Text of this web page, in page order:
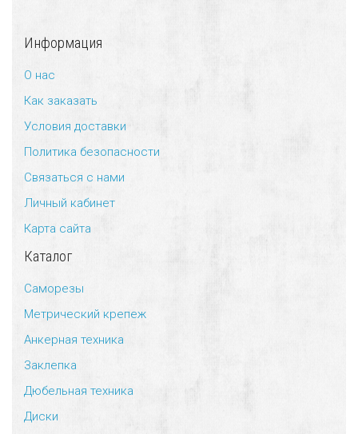
Информация
О нас
Как заказать
Условия доставки
Политика безопасности
Связаться с нами
Личный кабинет
Карта сайта
Каталог
Саморезы
Метрический крепеж
Анкерная техника
Заклепка
Дюбельная техника
Диски